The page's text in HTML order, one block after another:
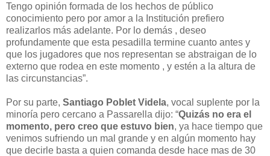
Tengo opinión formada de los hechos de público
conocimiento pero por amor a la Institución prefiero
realizarlos más adelante. Por lo demás , deseo
profundamente que esta pesadilla termine cuanto antes y
que los jugadores que nos representan se abstraigan de lo
externo que rodea en este momento , y estén a la altura de
las circunstancias”.
Por su parte, Santiago Poblet Videla, vocal suplente por la
minoría pero cercano a Passarella dijo: “Quizás no era el
momento, pero creo que estuvo bien, ya hace tiempo que
venimos sufriendo un mal grande y en algún momento hay
que decirle basta a quien comanda desde hace mas de 30